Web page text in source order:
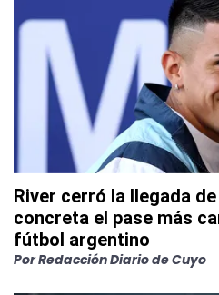
River cerró la llegada
concreta el pase más
fútbol argentino
PorRedacción Diario de Cuyo